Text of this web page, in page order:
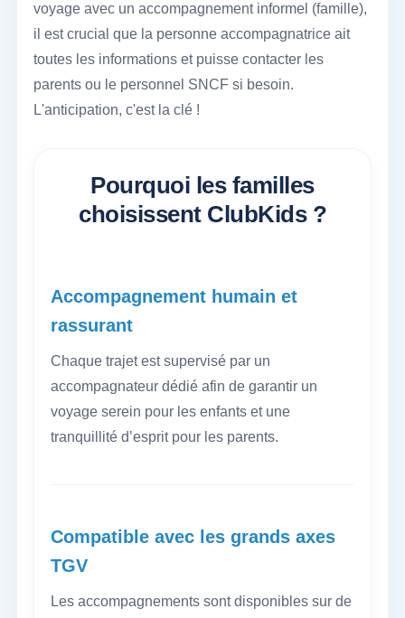
voyage avec un accompagnement informel (famille),
il est crucial que la personne accompagnatrice ait
toutes les informations et puisse contacter les
parents ou le personnel SNCF si besoin.
L'anticipation, c'est la clé !
Pourquoi les familles
choisissent ClubKids ?
Accompagnement humain et
rassurant
Chaque trajet est supervisé par un
accompagnateur dédié afin de garantir un
voyage serein pour les enfants et une
tranquillité d’esprit pour les parents.
Compatible avec les grands axes
TGV
Les accompagnements sont disponibles sur de